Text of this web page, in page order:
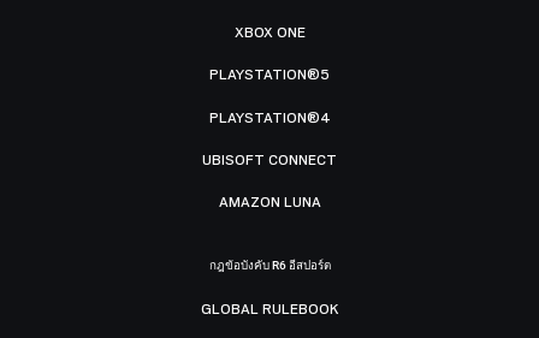
XBOX ONE
PLAYSTATION®5
PLAYSTATION®4
UBISOFT CONNECT
AMAZON LUNA
กฎข้อบังคับ R6 อีสปอร์ต
GLOBAL RULEBOOK